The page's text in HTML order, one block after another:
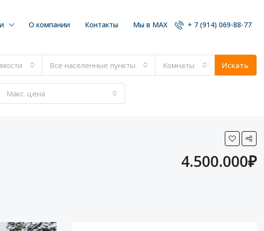
О компании Контакты Мы в MAX + 7 (914) 069-88-77
Все населенные пункты Комнаты Искать
Макс. цена
4.500.000₽